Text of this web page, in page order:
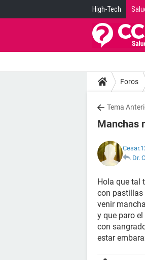
High-Tech
Foros
Tema
Manchas
Dr.
Hola que tal
con pastillas
venir
y que paro
con
estar